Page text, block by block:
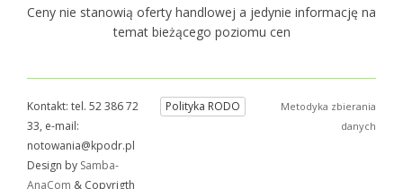
Ceny nie stanowią oferty handlowej a jedynie informację na
temat bieżącego poziomu cen
Kontakt: tel. 52 386 72
33, e-mail:
notowania@kpodr.pl
Design by Samba-
AnaCom & Copyrigth
Polityka RODO
Metodyka zbierania
danych